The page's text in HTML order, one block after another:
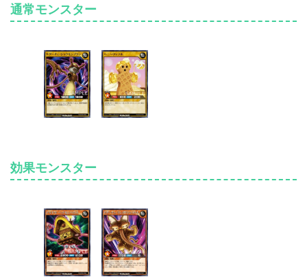
下級モンスター（レベル4以下）
《ドグーチェ・ラングドシャコウキ》
通常モンスター
効果モンスター